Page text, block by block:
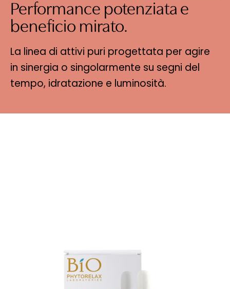
Performance potenziata e
beneficio mirato.
La linea di attivi puri progettata per agire
in sinergia o singolarmente su segni del
tempo, idratazione e luminosità.